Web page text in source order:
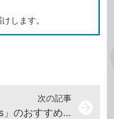
します。
次の記事
Gmailを少しずつ便利にする「Gmail Labs」のおすすめ機能